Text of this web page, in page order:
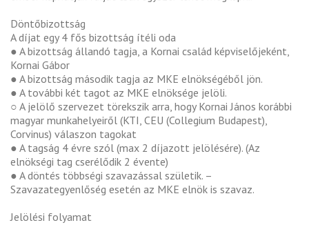
Döntőbizottság
A díjat egy 4 fős bizottság ítéli oda
● A bizottság állandó tagja, a Kornai család képviselőjeként,
Kornai Gábor
● A bizottság második tagja az MKE elnökségéből jön.
● A további két tagot az MKE elnöksége jelöli.
○ A jelölő szervezet törekszik arra, hogy Kornai János korábbi
magyar munkahelyeiről (KTI, CEU (Collegium Budapest),
Corvinus) válaszon tagokat
● A tagság 4 évre szól (max 2 díjazott jelölésére). (Az
elnökségi tag cserélődik 2 évente)
● A döntés többségi szavazással születik. –
Szavazategyenlőség esetén az MKE elnök is szavaz.
Jelölési folyamat